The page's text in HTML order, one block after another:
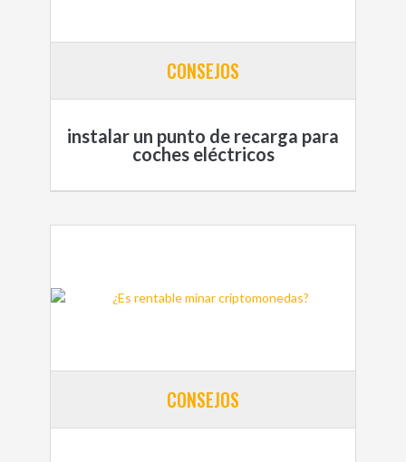
CONSEJOS
instalar un punto de recarga para
coches eléctricos
CONSEJOS